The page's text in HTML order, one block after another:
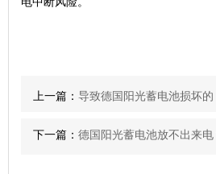
上一篇：导致德国阳光蓄电池损坏的 10 大
下一篇：德国阳光蓄电池放不出来电？6